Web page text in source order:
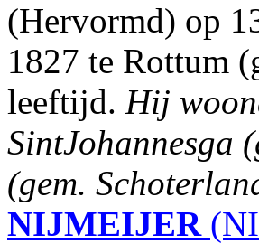
(Hervormd) op
1827 te Rottum
leeftijd. Hij
SintJohannesga
(gem.
NIJMEIJER